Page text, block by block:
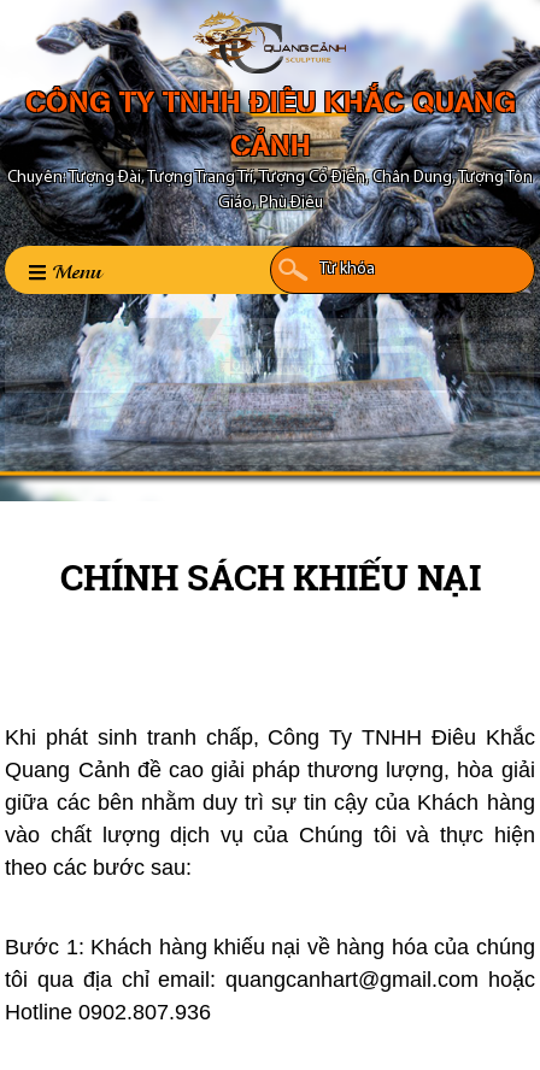
CÔNG TY TNHH ĐIÊU KHẮC QUANG
CẢNH
Chuyên: Tượng Đài, Tượng Trang Trí, Tượng Cổ Điển, Chân Dung, Tượng Tôn
Giáo, Phù Điêu
Menu
CHÍNH SÁCH KHIẾU NẠI
Khi phát sinh tranh chấp, Công Ty TNHH Điêu Khắc
Quang Cảnh đề cao giải pháp thương lượng, hòa giải
giữa các bên nhằm duy trì sự tin cậy của Khách hàng
vào chất lượng dịch vụ của Chúng tôi và thực hiện
theo các bước sau:
Bước 1: Khách hàng khiếu nại về hàng hóa của chúng
tôi qua địa chỉ email: quangcanhart@gmail.com hoặc
Hotline 0902.807.936